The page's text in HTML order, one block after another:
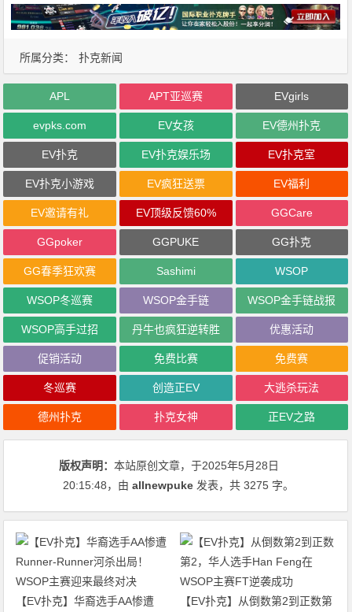
所属分类： 扑克新闻
APL APT亚巡赛 EVgirls
evpks.com EV女孩 EV德州扑克
EV扑克 EV扑克娱乐场 EV扑克室
EV扑克小游戏 EV疯狂送票 EV福利
EV邀请有礼 EV顶级反馈60% GGCare
GGpoker GGPUKE GG扑克
GG春季狂欢赛 Sashimi WSOP
WSOP冬巡赛 WSOP金手链 WSOP金手链战报
WSOP高手过招 丹牛也疯狂逆转胜 优惠活动
促销活动 免费比赛 免费赛
冬巡赛 创造正EV 大逃杀玩法
德州扑克 扑克女神 正EV之路
版权声明：本站原创文章，于2025年5月28日
20:15:48，由allnewpuke 发表，共 3275 字。
【EV扑克】华裔选手AA惨遭
【EV扑克】从倒数第2到正数第